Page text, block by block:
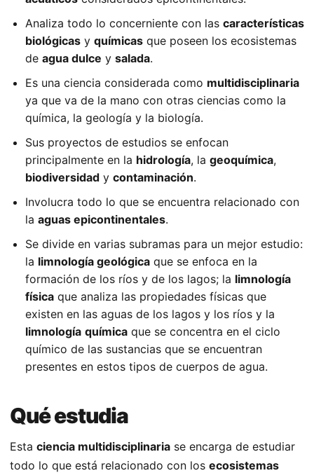
Analiza todo lo concerniente con las características
biológicas y químicas que poseen los ecosistemas
de agua dulce y salada.
Es una ciencia considerada como multidisciplinaria
ya que va de la mano con otras ciencias como la
química, la geología y la biología.
Sus proyectos de estudios se enfocan
principalmente en la hidrología, la geoquímica,
biodiversidad y contaminación.
Involucra todo lo que se encuentra relacionado con
la aguas epicontinentales.
Se divide en varias subramas para un mejor estudio:
la limnología geológica que se enfoca en la
formación de los ríos y de los lagos; la limnología
física que analiza las propiedades físicas que
existen en las aguas de los lagos y los ríos y la
limnología química que se concentra en el ciclo
químico de las sustancias que se encuentran
presentes en estos tipos de cuerpos de agua.
Qué estudia
Esta ciencia multidisciplinaria se encarga de estudiar
todo lo que está relacionado con los ecosistemas